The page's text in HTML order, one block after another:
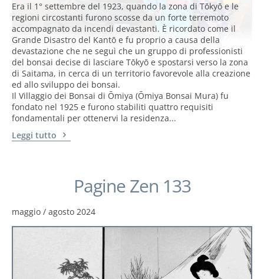
Era il 1° settembre del 1923, quando la zona di Tōkyō e le
regioni circostanti furono scosse da un forte terremoto
accompagnato da incendi devastanti. È ricordato come il
Grande Disastro del Kantō e fu proprio a causa della
devastazione che ne seguì che un gruppo di professionisti
del bonsai decise di lasciare Tōkyō e spostarsi verso la zona
di Saitama, in cerca di un territorio favorevole alla creazione
ed allo sviluppo dei bonsai.
Il Villaggio dei Bonsai di Ōmiya (Ōmiya Bonsai Mura) fu
fondato nel 1925 e furono stabiliti quattro requisiti
fondamentali per ottenervi la residenza...
Leggi tutto
Pagine Zen 133
maggio / agosto 2024